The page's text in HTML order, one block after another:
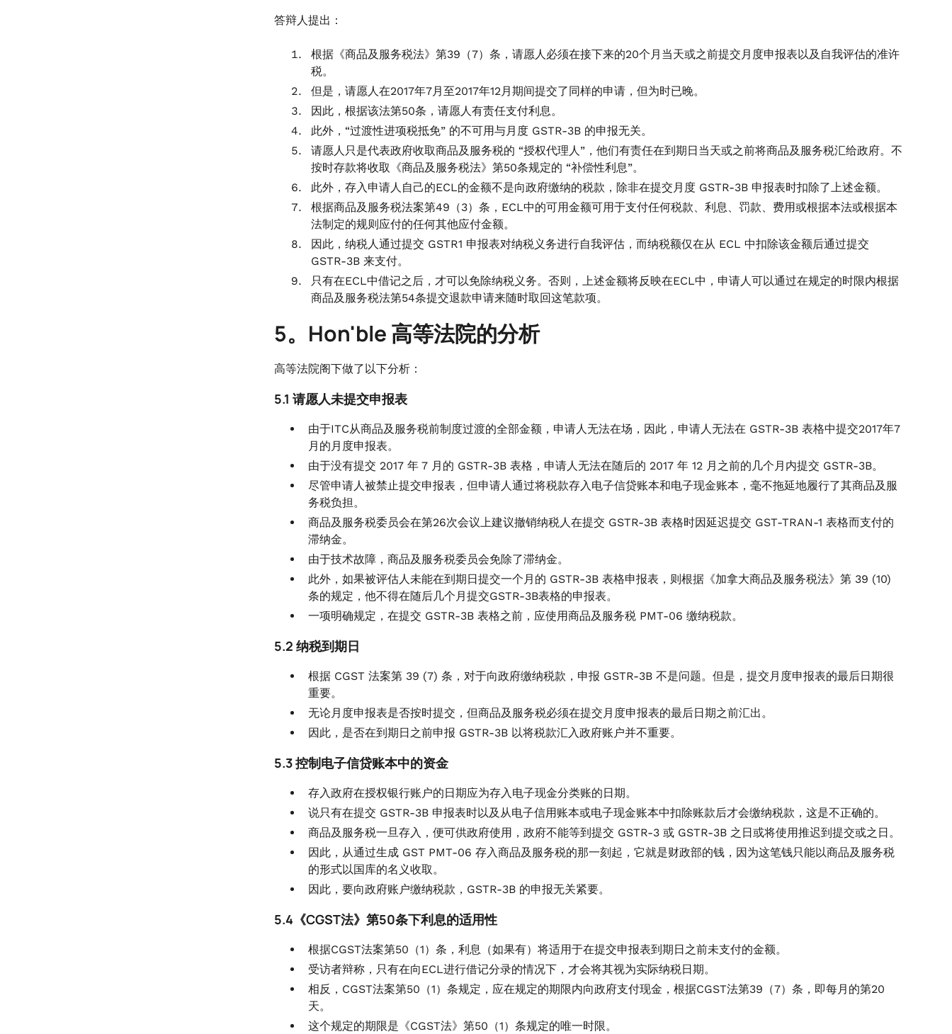
答辩人提出：
根据《商品及服务税法》第39（7）条，请愿人必须在接下来的20个月当天或之前提交月度申报表以及自我评估的准许
税。
但是，请愿人在2017年7月至2017年12月期间提交了同样的申请，但为时已晚。
因此，根据该法第50条，请愿人有责任支付利息。
此外，“过渡性进项税抵免” 的不可用与月度 GSTR-3B 的申报无关。
请愿人只是代表政府收取商品及服务税的 “授权代理人”，他们有责任在到期日当天或之前将商品及服务税汇给政府。不
按时存款将收取《商品及服务税法》第50条规定的 “补偿性利息”。
此外，存入申请人自己的ECL的金额不是向政府缴纳的税款，除非在提交月度 GSTR-3B 申报表时扣除了上述金额。
根据商品及服务税法案第49（3）条，ECL中的可用金额可用于支付任何税款、利息、罚款、费用或根据本法或根据本
法制定的规则应付的任何其他应付金额。
因此，纳税人通过提交 GSTR1 申报表对纳税义务进行自我评估，而纳税额仅在从 ECL 中扣除该金额后通过提交
GSTR-3B 来支付。
只有在ECL中借记之后，才可以免除纳税义务。否则，上述金额将反映在ECL中，申请人可以通过在规定的时限内根据
商品及服务税法第54条提交退款申请来随时取回这笔款项。
5。Hon'ble 高等法院的分析
高等法院阁下做了以下分析：
5.1 请愿人未提交申报表
由于ITC从商品及服务税前制度过渡的全部金额，申请人无法在场，因此，申请人无法在 GSTR-3B 表格中提交2017年7
月的月度申报表。
由于没有提交 2017 年 7 月的 GSTR-3B 表格，申请人无法在随后的 2017 年 12 月之前的几个月内提交 GSTR-3B。
尽管申请人被禁止提交申报表，但申请人通过将税款存入电子信贷账本和电子现金账本，毫不拖延地履行了其商品及服
务税负担。
商品及服务税委员会在第26次会议上建议撤销纳税人在提交 GSTR-3B 表格时因延迟提交 GST-TRAN-1 表格而支付的
滞纳金。
由于技术故障，商品及服务税委员会免除了滞纳金。
此外，如果被评估人未能在到期日提交一个月的 GSTR-3B 表格申报表，则根据《加拿大商品及服务税法》第 39 (10)
条的规定，他不得在随后几个月提交GSTR-3B表格的申报表。
一项明确规定，在提交 GSTR-3B 表格之前，应使用商品及服务税 PMT-06 缴纳税款。
5.2 纳税到期日
根据 CGST 法案第 39 (7) 条，对于向政府缴纳税款，申报 GSTR-3B 不是问题。但是，提交月度申报表的最后日期很
重要。
无论月度申报表是否按时提交，但商品及服务税必须在提交月度申报表的最后日期之前汇出。
因此，是否在到期日之前申报 GSTR-3B 以将税款汇入政府账户并不重要。
5.3 控制电子信贷账本中的资金
存入政府在授权银行账户的日期应为存入电子现金分类账的日期。
说只有在提交 GSTR-3B 申报表时以及从电子信用账本或电子现金账本中扣除账款后才会缴纳税款，这是不正确的。
商品及服务税一旦存入，便可供政府使用，政府不能等到提交 GSTR-3 或 GSTR-3B 之日或将使用推迟到提交或之日。
因此，从通过生成 GST PMT-06 存入商品及服务税的那一刻起，它就是财政部的钱，因为这笔钱只能以商品及服务税
的形式以国库的名义收取。
因此，要向政府账户缴纳税款，GSTR-3B 的申报无关紧要。
5.4《CGST法》第50条下利息的适用性
根据CGST法案第50（1）条，利息（如果有）将适用于在提交申报表到期日之前未支付的金额。
受访者辩称，只有在向ECL进行借记分录的情况下，才会将其视为实际纳税日期。
相反，CGST法案第50（1）条规定，应在规定的期限内向政府支付现金，根据CGST法第39（7）条，即每月的第20
天。
这个规定的期限是《CGST法》第50（1）条规定的唯一时限。